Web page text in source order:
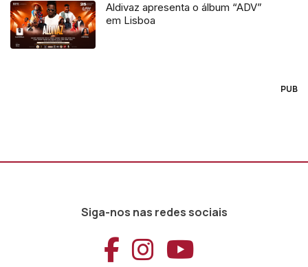
Aldivaz apresenta o álbum “ADV”
em Lisboa
PUB
Siga-nos nas redes sociais
Aceder ao
Aceder ao
Aceder